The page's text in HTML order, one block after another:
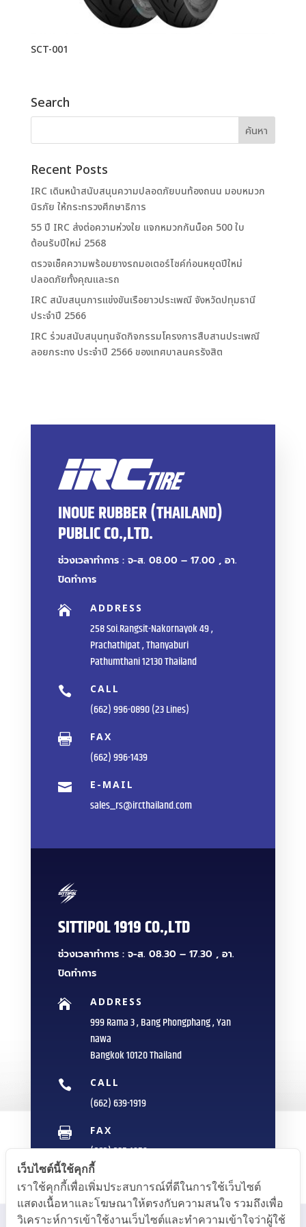
SCT-001
Search
Recent Posts
IRC เดินหน้าสนับสนุนความปลอดภัยบนท้องถนน มอบหมวก
นิรภัย ให้กระทรวงศึกษาธิการ
55 ปี IRC ส่งต่อความห่วงใย แจกหมวกกันน็อค 500 ใบ
ต้อนรับปีใหม่ 2568
ตรวจเช็คความพร้อมยางรถมอเตอร์ไซค์ก่อนหยุดปีใหม่
ปลอดภัยทั้งคุณและรถ
IRC สนับสนุนการแข่งขันเรือยาวประเพณี จังหวัดปทุมธานี
ประจำปี 2566
IRC ร่วมสนับสนุนทุนจัดกิจกรรมโครงการสืบสานประเพณี
ลอยกระทง ประจำปี 2566 ของเทศบาลนครรังสิต
INOUE RUBBER (THAILAND)
PUBLIC CO.,LTD.
ช่วงเวลาทำการ : จ-ส. 08.00 – 17.00 , อา.
ปิดทำการ
 ADDRESS
258 Soi.Rangsit-Nakornayok 49 ,
Prachathipat , Thanyaburi
Pathumthani 12130 Thailand
 CALL
(662) 996-0890 (23 Lines)
 FAX
(662) 996-1439
 E-MAIL
sales_rs@ircthailand.com
SITTIPOL 1919 CO.,LTD
ช่วงเวลาทำการ : จ-ส. 08.30 – 17.30 , อา.
ปิดทำการ
 ADDRESS
999 Rama 3 , Bang Phongphang , Yan
nawa
Bangkok 10120 Thailand
 CALL
(662) 639-1919
 FAX
(662) 235-1959
 E-MAIL
info@sittipol.com
เว็บไซต์นี้ใช้คุกกี้
เราใช้คุกกี้เพื่อเพิ่มประสบการณ์ที่ดีในการใช้เว็บไซต์
แสดงเนื้อหาและโฆษณาให้ตรงกับความสนใจ รวมถึงเพื่อ
วิเคราะห์การเข้าใช้งานเว็บไซต์และทำความเข้าใจว่าผู้ใช้